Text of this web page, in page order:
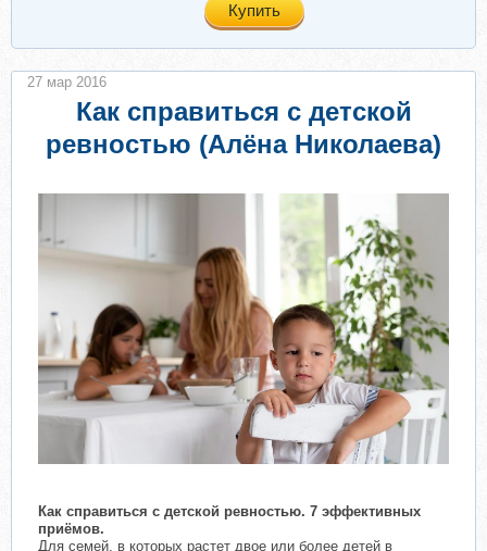
Купить
Как справиться с детской
ревностью (Алёна Николаева)
Как справиться с детской ревностью. 7 эффективных
приёмов.
Для семей, в которых растет двое или более детей в
27 мар 2016